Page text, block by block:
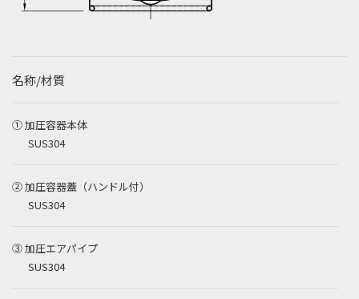
名称/材質
① 加圧容器本体
SUS304
② 加圧容器蓋（ハンドル付）
SUS304
③ 加圧エアパイプ
SUS304